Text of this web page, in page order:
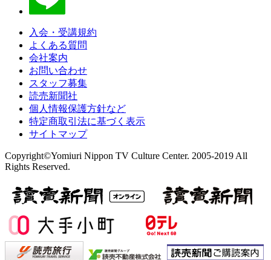
入会・受講規約
よくある質問
会社案内
お問い合わせ
スタッフ募集
読売新聞社
個人情報保護方針など
特定商取引法に基づく表示
サイトマップ
Copyright©Yomiuri Nippon TV Culture Center. 2005-2019 All
Rights Reserved.